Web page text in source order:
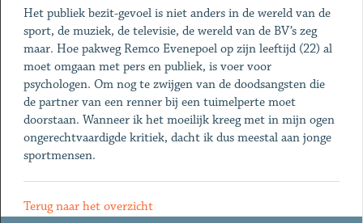
Het publiek bezit-gevoel is niet anders in de wereld van de
sport, de muziek, de televisie, de wereld van de BV’s zeg
maar. Hoe pakweg Remco Evenepoel op zijn leeftijd (22) al
moet omgaan met pers en publiek, is voer voor
psychologen. Om nog te zwijgen van de doodsangsten die
de partner van een renner bij een tuimelperte moet
doorstaan. Wanneer ik het moeilijk kreeg met in mijn ogen
ongerechtvaardigde kritiek, dacht ik dus meestal aan jonge
sportmensen.
Terug naar het overzicht